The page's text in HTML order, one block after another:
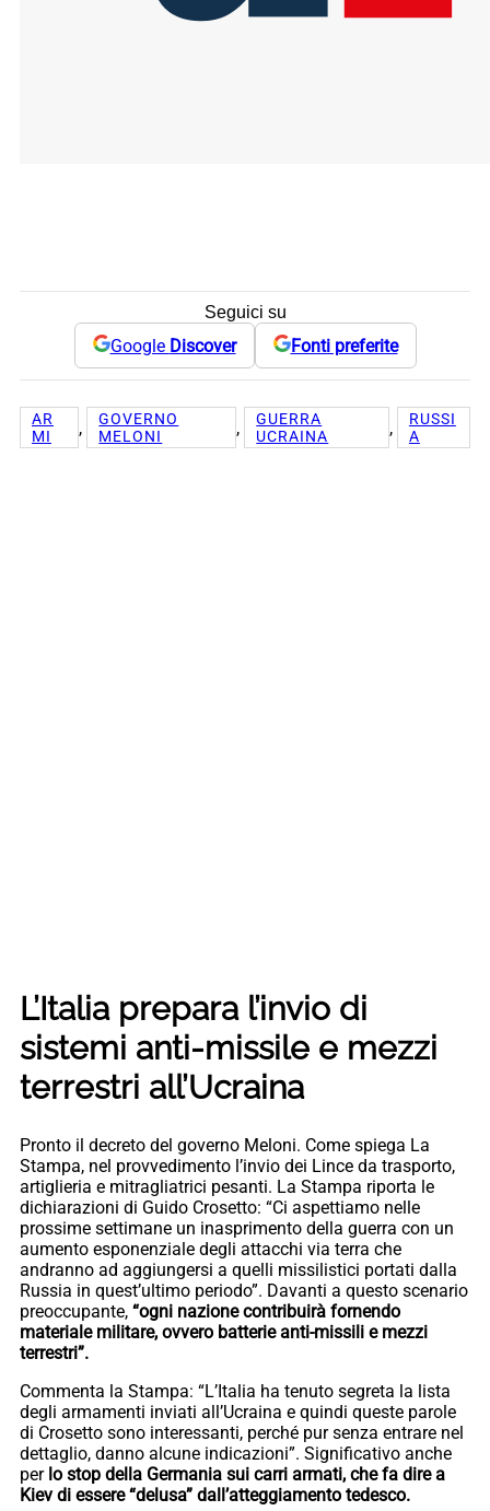
Seguici su
Google Discover Fonti preferite
AR
MI
,
GOVERNO
MELONI
,
GUERRA
UCRAINA
,
RUSSI
A
L’Italia prepara l’invio di
sistemi anti-missile e mezzi
terrestri all’Ucraina
Pronto il decreto del governo Meloni. Come spiega La
Stampa, nel provvedimento l’invio dei Lince da trasporto,
artiglieria e mitragliatrici pesanti. La Stampa riporta le
dichiarazioni di Guido Crosetto: “Ci aspettiamo nelle
prossime settimane un inasprimento della guerra con un
aumento esponenziale degli attacchi via terra che
andranno ad aggiungersi a quelli missilistici portati dalla
Russia in quest’ultimo periodo”. Davanti a questo scenario
preoccupante, “ogni nazione contribuirà fornendo
materiale militare, ovvero batterie anti-missili e mezzi
terrestri”.
Commenta la Stampa: “L’Italia ha tenuto segreta la lista
degli armamenti inviati all’Ucraina e quindi queste parole
di Crosetto sono interessanti, perché pur senza entrare nel
dettaglio, danno alcune indicazioni”. Significativo anche
perlo stop della Germania sui carri armati, che fa dire a
Kiev di essere “delusa” dall’atteggiamento tedesco.